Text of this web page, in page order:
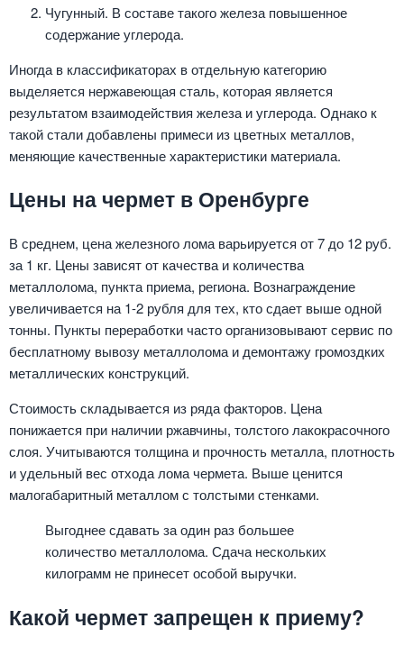
Чугунный. В составе такого железа повышенное
содержание углерода.
Иногда в классификаторах в отдельную категорию
выделяется нержавеющая сталь, которая является
результатом взаимодействия железа и углерода. Однако к
такой стали добавлены примеси из цветных металлов,
меняющие качественные характеристики материала.
Цены на чермет в Оренбурге
В среднем, цена железного лома варьируется от 7 до 12 руб.
за 1 кг. Цены зависят от качества и количества
металлолома, пункта приема, региона. Вознаграждение
увеличивается на 1-2 рубля для тех, кто сдает выше одной
тонны. Пункты переработки часто организовывают сервис по
бесплатному вывозу металлолома и демонтажу громоздких
металлических конструкций.
Стоимость складывается из ряда факторов. Цена
понижается при наличии ржавчины, толстого лакокрасочного
слоя. Учитываются толщина и прочность металла, плотность
и удельный вес отхода лома чермета. Выше ценится
малогабаритный металлом с толстыми стенками.
Выгоднее сдавать за один раз большее
количество металлолома. Сдача нескольких
килограмм не принесет особой выручки.
Какой чермет запрещен к приему?